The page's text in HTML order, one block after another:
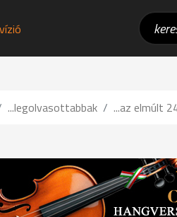
...legolvasottabbak ...az elmúlt